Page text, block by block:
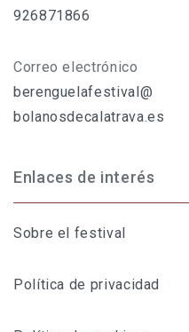
926871866
Correo electrónico
berenguelafestival@
bolanosdecalatrava.es
Enlaces de interés
Sobre el festival
Política de privacidad